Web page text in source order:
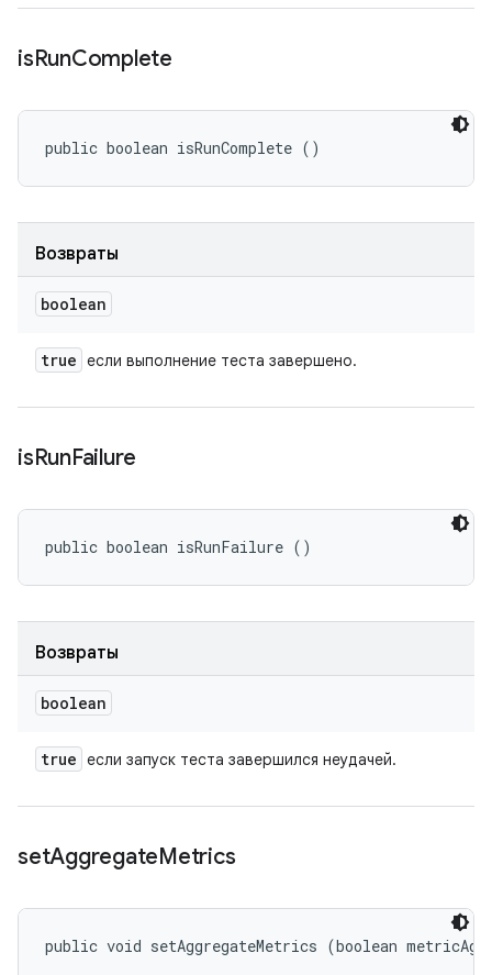
isRunComplete
public boolean isRunComplete ()
Возвраты
boolean
true если выполнение теста завершено.
isRunFailure
public boolean isRunFailure ()
Возвраты
boolean
true если запуск теста завершился неудачей.
setAggregateMetrics
public void setAggregateMetrics (boolean